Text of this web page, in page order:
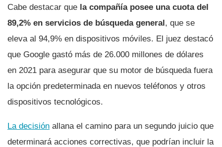
Cabe destacar que la compañía posee una cuota del
89,2% en servicios de búsqueda general, que se
eleva al 94,9% en dispositivos móviles. El juez destacó
que Google gastó más de 26.000 millones de dólares
en 2021 para asegurar que su motor de búsqueda fuera
la opción predeterminada en nuevos teléfonos y otros
dispositivos tecnológicos.
La decisión allana el camino para un segundo juicio que
determinará acciones correctivas, que podrían incluir la